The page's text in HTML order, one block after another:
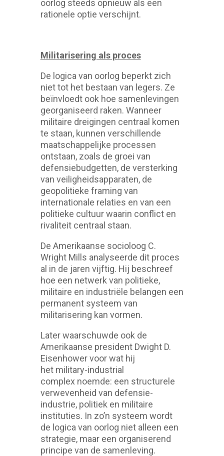
oorlog steeds opnieuw als een
rationele optie verschijnt.
Militarisering als proces
De logica van oorlog beperkt zich
niet tot het bestaan van legers. Ze
beïnvloedt ook hoe samenlevingen
georganiseerd raken. Wanneer
militaire dreigingen centraal komen
te staan, kunnen verschillende
maatschappelijke processen
ontstaan, zoals de groei van
defensiebudgetten, de versterking
van veiligheidsapparaten, de
geopolitieke framing van
internationale relaties en van een
politieke cultuur waarin conflict en
rivaliteit centraal staan.
De Amerikaanse socioloog C.
Wright Mills analyseerde dit proces
al in de jaren vijftig. Hij beschreef
hoe een netwerk van politieke,
militaire en industriële belangen een
permanent systeem van
militarisering kan vormen.
Later waarschuwde ook de
Amerikaanse president Dwight D.
Eisenhower voor wat hij
het military-industrial
complex noemde: een structurele
verwevenheid van defensie-
industrie, politiek en militaire
instituties. In zo’n systeem wordt
de logica van oorlog niet alleen een
strategie, maar een organiserend
principe van de samenleving.